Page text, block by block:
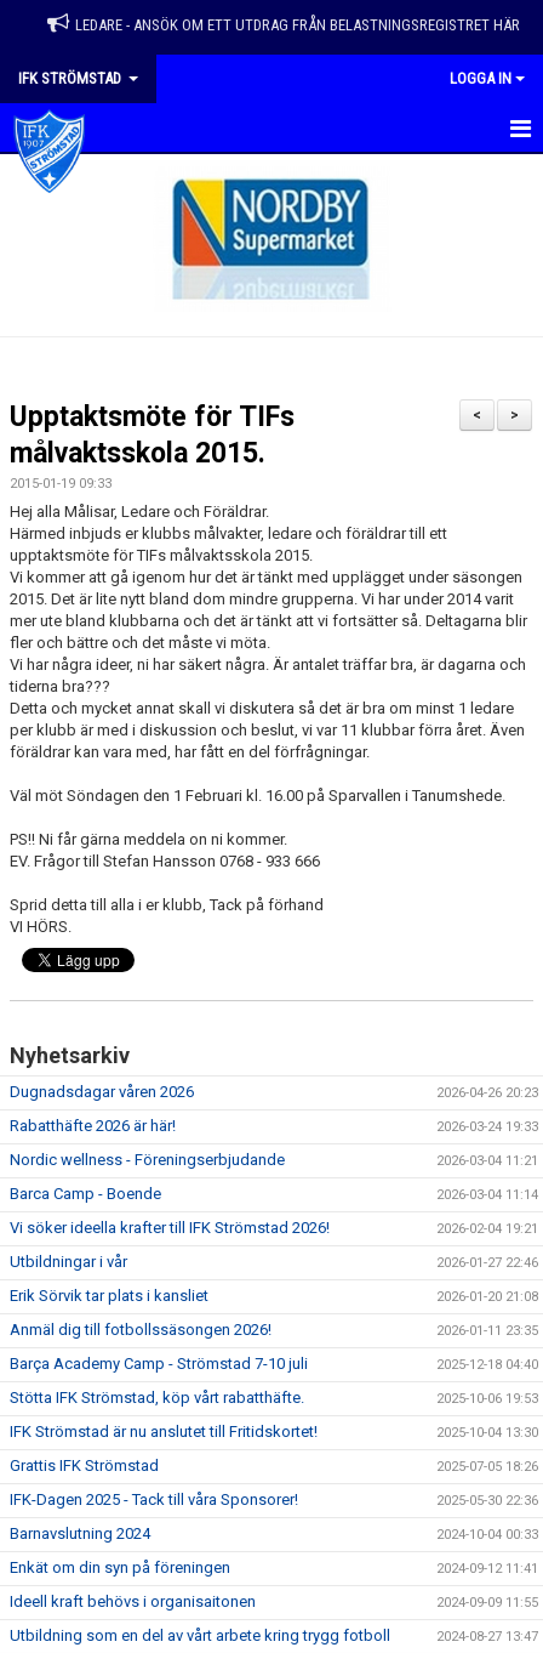
LEDARE - ANSÖK OM ETT UTDRAG FRÅN BELASTNINGSREGISTRET HÄR
IFK STRÖMSTAD LOGGA IN
HEM
EVENEMANG & ÅRSHJUL
MEDLEMSKAP
FÖRÄLDRAINFORMATION
SPONSORER & PARTNERS
VÅRA STUGOR OCH TRÄNINGSLÄGER
>
<
Upptaktsmöte för TIFs
målvaktsskola 2015.
2015-01-19 09:33
Hej alla Målisar, Ledare och Föräldrar.
Härmed inbjuds er klubbs målvakter, ledare och föräldrar till ett
upptaktsmöte för TIFs målvaktsskola 2015.
Vi kommer att gå igenom hur det är tänkt med upplägget under säsongen
2015. Det är lite nytt bland dom mindre grupperna. Vi har under 2014 varit
mer ute bland klubbarna och det är tänkt att vi fortsätter så. Deltagarna blir
fler och bättre och det måste vi möta.
Vi har några ideer, ni har säkert några. Är antalet träffar bra, är dagarna och
tiderna bra???
Detta och mycket annat skall vi diskutera så det är bra om minst 1 ledare
per klubb är med i diskussion och beslut, vi var 11 klubbar förra året. Även
föräldrar kan vara med, har fått en del förfrågningar.
Väl möt Söndagen den 1 Februari kl. 16.00 på Sparvallen i Tanumshede.
PS!! Ni får gärna meddela on ni kommer.
EV. Frågor till Stefan Hansson 0768 - 933 666
Sprid detta till alla i er klubb, Tack på förhand
VI HÖRS.
Nyhetsarkiv
Dugnadsdagar våren 2026 2026-04-26 20:23
Rabatthäfte 2026 är här! 2026-03-24 19:33
Nordic wellness - Föreningserbjudande 2026-03-04 11:21
Barca Camp - Boende 2026-03-04 11:14
Vi söker ideella krafter till IFK Strömstad 2026! 2026-02-04 19:21
Utbildningar i vår 2026-01-27 22:46
Erik Sörvik tar plats i kansliet 2026-01-20 21:08
Anmäl dig till fotbollssäsongen 2026! 2026-01-11 23:35
Barça Academy Camp - Strömstad 7-10 juli 2025-12-18 04:40
Stötta IFK Strömstad, köp vårt rabatthäfte. 2025-10-06 19:53
IFK Strömstad är nu anslutet till Fritidskortet! 2025-10-04 13:30
Grattis IFK Strömstad 2025-07-05 18:26
IFK-Dagen 2025 - Tack till våra Sponsorer! 2025-05-30 22:36
Barnavslutning 2024 2024-10-04 00:33
Enkät om din syn på föreningen 2024-09-12 11:41
Ideell kraft behövs i organisaitonen 2024-09-09 11:55
Utbildning som en del av vårt arbete kring trygg fotboll 2024-08-27 13:47